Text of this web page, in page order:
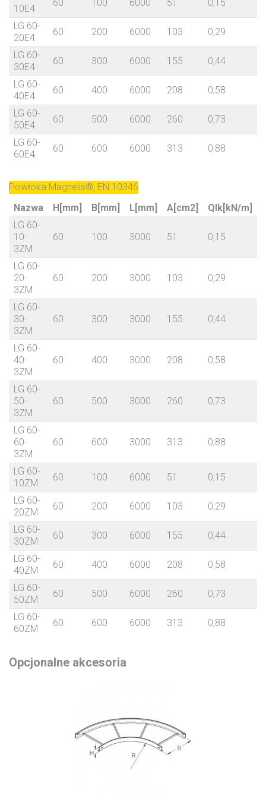
10E4
60 100 6000 51 0,15
LG 60-
20E4
60 200 6000 103 0,29
LG 60-
30E4
60 300 6000 155 0,44
LG 60-
40E4
60 400 6000 208 0,58
LG 60-
50E4
60 500 6000 260 0,73
LG 60-
60E4
60 600 6000 313 0,88
Powłoka Magnelis®, EN 10346
Nazwa
H[mm] B[mm] L[mm] A[cm2] Qlk[kN/m]
LG 60-
10-
3ZM
60 100 3000 51 0,15
LG 60-
20-
3ZM
60 200 3000 103 0,29
LG 60-
30-
3ZM
60 300 3000 155 0,44
LG 60-
40-
3ZM
60 400 3000 208 0,58
LG 60-
50-
3ZM
60 500 3000 260 0,73
LG 60-
60-
3ZM
60 600 3000 313 0,88
LG 60-
10ZM
60 100 6000 51 0,15
LG 60-
20ZM
60 200 6000 103 0,29
LG 60-
30ZM
60 300 6000 155 0,44
LG 60-
40ZM
60 400 6000 208 0,58
LG 60-
50ZM
60 500 6000 260 0,73
LG 60-
60ZM
60 600 6000 313 0,88
Opcjonalne akcesoria